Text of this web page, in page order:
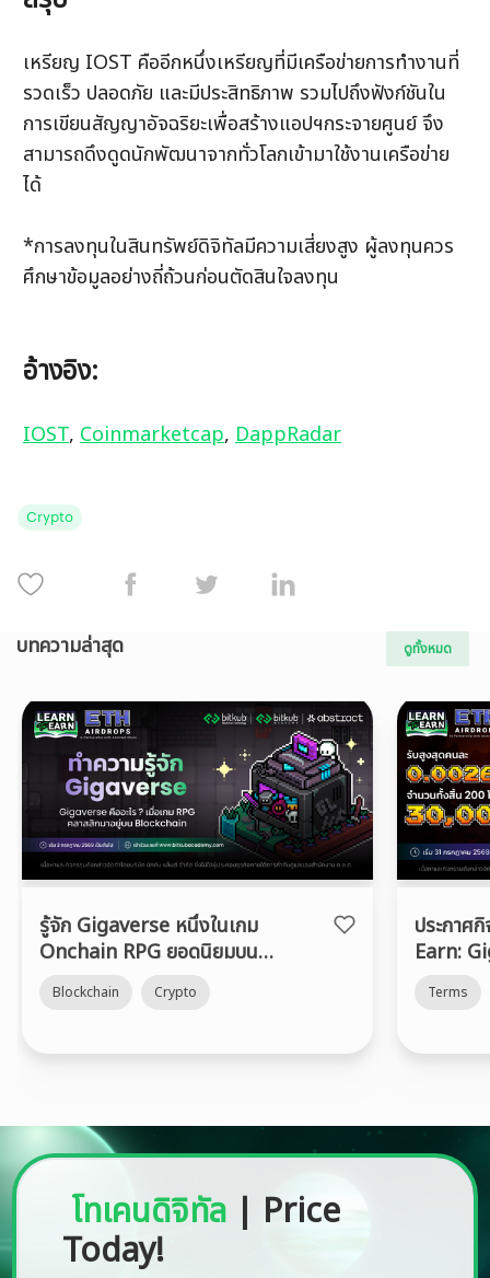
เหรียญ IOST คืออีกหนึ่งเหรียญที่มีเครือข่ายการทำงานที่
รวดเร็ว ปลอดภัย และมีประสิทธิภาพ รวมไปถึงฟังก์ชันใน
การเขียนสัญญาอัจฉริยะเพื่อสร้างแอปฯกระจายศูนย์ จึง
สามารถดึงดูดนักพัฒนาจากทั่วโลกเข้ามาใช้งานเครือข่าย
ได้
*การลงทุนในสินทรัพย์ดิจิทัลมีความเสี่ยงสูง ผู้ลงทุนควร
ศึกษาข้อมูลอย่างถี่ถ้วนก่อนตัดสินใจลงทุน
อ้างอิง:
IOST, Coinmarketcap, DappRadar
Crypto
บทความล่าสุด ดูทั้งหมด
รู้จัก Gigaverse หนึ่งในเกม
Onchain RPG ยอดนิยมบน
Abstract Chain
Blockchain Crypto
ประกาศ
Earn:
Terms
โทเคนดิจิทัล | Price
Today!